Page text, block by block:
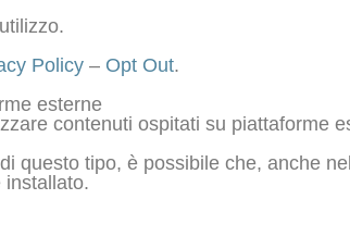
Policy – Opt Out.
esterne
contenuti ospitati su piattaforme
questo tipo, è possibile che, anche
installato.